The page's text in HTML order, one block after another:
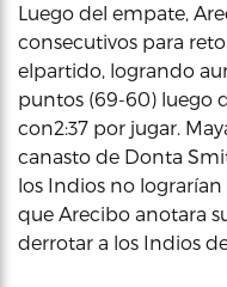
Luego del empate,
consecutivos para
elpartido, logrando
puntos (69-60) luego
con2:37 por jugar.
canasto de Donta
los Indios no
que Arecibo anotara
derrotar a los Indios